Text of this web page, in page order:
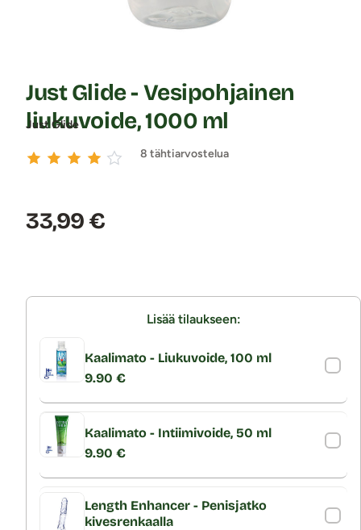
Just Glide
Just Glide - Vesipohjainen
liukuvoide, 1000 ml
8 tähtiarvostelua
Hinta:
33,99 €
Lisää tilaukseen:
Kaalimato - Liukuvoide, 100 ml
9.90 €
Kaalimato - Intiimivoide, 50 ml
9.90 €
Length Enhancer - Penisjatko
kivesrenkaalla